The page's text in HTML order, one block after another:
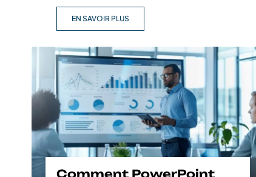
EN SAVOIR PLUS
Comment PowerPoint